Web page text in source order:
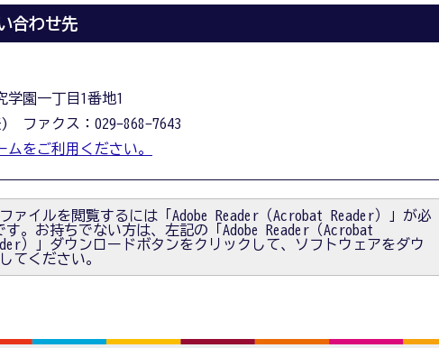
合わせ先
園一丁目1番地1
ファクス：029-868-7643
をご利用ください。
ファイルを閲覧するには「Adobe Reader（Acrobat Reader）」が必
す。お持ちでない方は、左記の「Adobe Reader（Acrobat
）」ダウンロードボタンをクリックして、ソフトウェアをダウ
てください。